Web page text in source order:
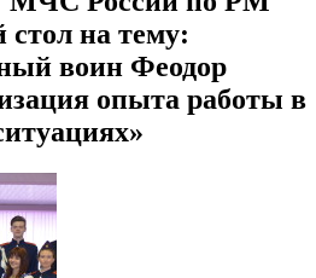
на тему:
воин Феодор
опыта работы в